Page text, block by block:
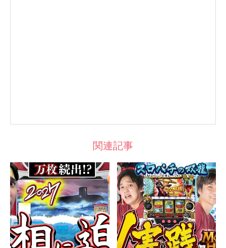
関連記事